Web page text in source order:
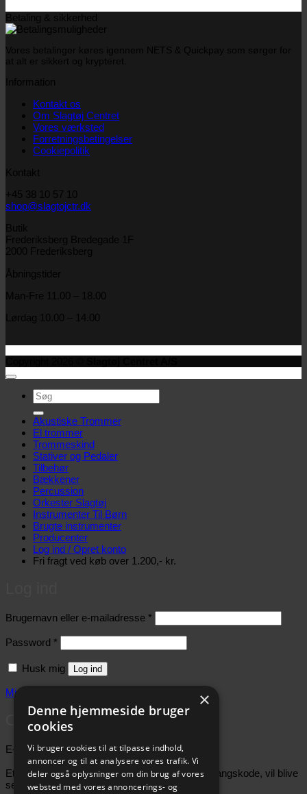
Betaling & sikkerhed
Vores betalinger køres igennem NETS & Quickpay som sørger for
at alt er sikkert og krypteret.
Information
Kontakt os
Om Slagtøj Centret
Vores værksted
Forretningsbetingelser
Cookiepolitik
Kontakt
+45 38 10 57 10
shop@slagtojctr.dk
Butik
Frederiksberg Bredegade 1F
2000 Frederiksberg
Åbningstider
Man-Fre 11.00 – 18.00
Lørdag 10.00 – 14.00
Søg
efter:
Akustiske Trommer
El trommer
Trommeskind
Stativer og Pedaler
Tilbehør
Bækkener
Percussion
Orkester Slagtøj
Instrumenter Til Børn
Brugte instrumenter
Producenter
Log ind / Opret konto
Fri fragt ved køb over 1.200,- kr.
Brugernavn eller e-mailadresse *
Password *
Husk mig Log ind
Mistet dit password?
Opret konto
E-mailadresse*Påkrævet
Et link til en side, hvor du kan oprette en ny adgangskode, vil blive
sendt til din e-mailadresse.
×
Denne hjemmeside bruger
cookies
Vi bruger cookies til at tilpasse indhold,
annoncer og til at analysere vores trafik. Vi
deler også oplysninger om din brug af vores
websted med vores annoncerings- og